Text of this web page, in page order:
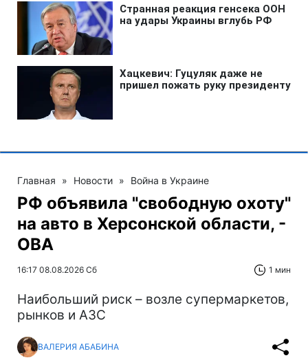
Главная » Новости » Война в Украине
РФ объявила "свободную охоту"
на авто в Херсонской области, -
ОВА
16:17 08.08.2026 Сб 1 мин
Наибольший риск – возле супермаркетов,
рынков и АЗС
ВАЛЕРИЯ АБАБИНА